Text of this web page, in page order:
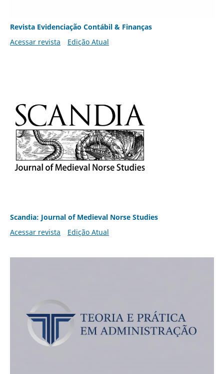
Revista Evidenciação Contábil & Finanças
Acessar revista
Edição Atual
Scandia: Journal of Medieval Norse Studies
Acessar revista
Edição Atual